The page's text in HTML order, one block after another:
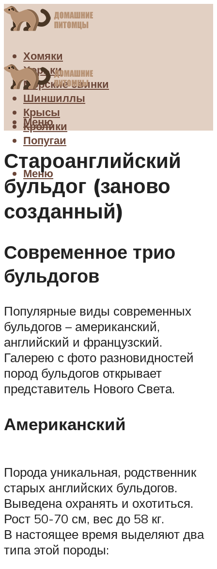
Хомяки
Хорьки
Морские свинки
Шиншиллы
Крысы
Кролики
Попугаи
Меню
Меню
Староанглийский
бульдог (заново
созданный)
Современное трио
бульдогов
Популярные виды современных
бульдогов – американский,
английский и французский.
Галерею с фото разновидностей
пород бульдогов открывает
представитель Нового Света.
Американский
Порода уникальная, родственник
старых английских бульдогов.
Выведена охранять и охотиться.
Рост 50-70 см, вес до 58 кг.
В настоящее время выделяют два
типа этой породы: